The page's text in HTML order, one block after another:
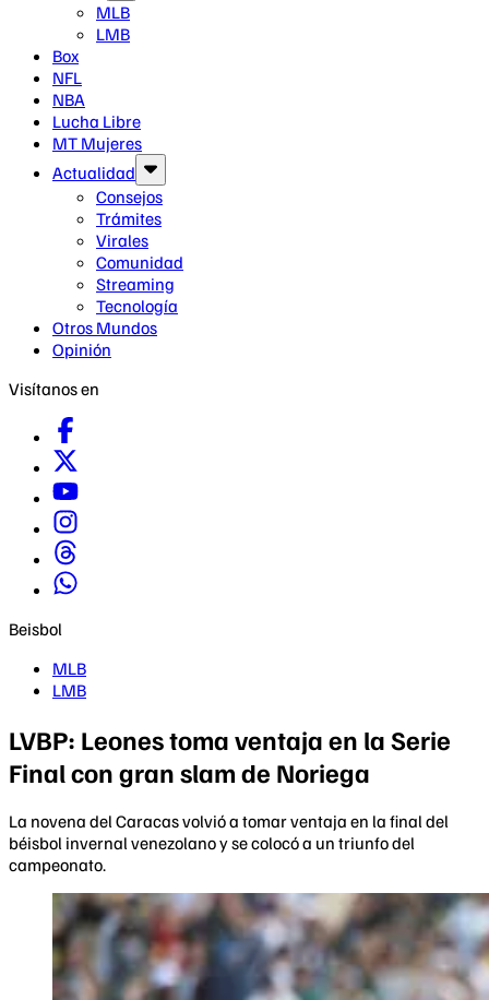
MLB
LMB
Box
NFL
NBA
Lucha Libre
MT Mujeres
Actualidad
Consejos
Trámites
Virales
Comunidad
Streaming
Tecnología
Otros Mundos
Opinión
Visítanos en
Beisbol
MLB
LMB
LVBP: Leones toma ventaja en la Serie
Final con gran slam de Noriega
La novena del Caracas volvió a tomar ventaja en la final del
béisbol invernal venezolano y se colocó a un triunfo del
campeonato.